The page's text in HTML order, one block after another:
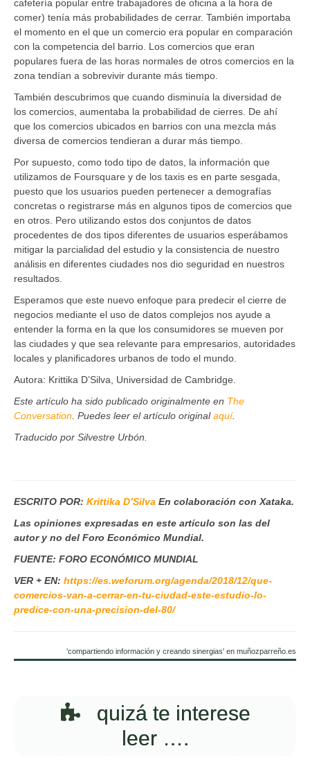
cafetería popular entre trabajadores de oficina a la hora de
comer) tenía más probabilidades de cerrar. También importaba
el momento en el que un comercio era popular en comparación
con la competencia del barrio. Los comercios que eran
populares fuera de las horas normales de otros comercios en la
zona tendían a sobrevivir durante más tiempo.
También descubrimos que cuando disminuía la diversidad de
los comercios, aumentaba la probabilidad de cierres. De ahí
que los comercios ubicados en barrios con una mezcla más
diversa de comercios tendieran a durar más tiempo.
Por supuesto, como todo tipo de datos, la información que
utilizamos de Foursquare y de los taxis es en parte sesgada,
puesto que los usuarios pueden pertenecer a demografías
concretas o registrarse más en algunos tipos de comercios que
en otros. Pero utilizando estos dos conjuntos de datos
procedentes de dos tipos diferentes de usuarios esperábamos
mitigar la parcialidad del estudio y la consistencia de nuestro
análisis en diferentes ciudades nos dio seguridad en nuestros
resultados.
Esperamos que este nuevo enfoque para predecir el cierre de
negocios mediante el uso de datos complejos nos ayude a
entender la forma en la que los consumidores se mueven por
las ciudades y que sea relevante para empresarios, autoridades
locales y planificadores urbanos de todo el mundo.
Autora: Krittika D’Silva, Universidad de Cambridge.
Este artículo ha sido publicado originalmente en The
Conversation . Puedes leer el artículo originalaquí.
Traducido por Silvestre Urbón.
ESCRITO POR: Krittika D’Silva En colaboración con Xataka.
Las opiniones expresadas en este artículo son las del
autor y no del Foro Económico Mundial.
FUENTE: FORO ECONÓMICO MUNDIAL
VER + EN: https://es.weforum.org/agenda/2018/12/que-
comercios-van-a-cerrar-en-tu-ciudad-este-estudio-lo-
predice-con-una-precision-del-80/
'compartiendo información y creando sinergias' en muñozparreño.es
quizá te interese
leer ….